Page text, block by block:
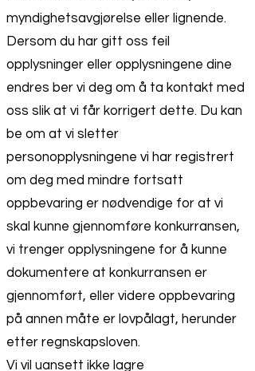
myndighetsavgjørelse eller lignende.
Dersom du har gitt oss feil
opplysninger eller opplysningene dine
endres ber vi deg om å ta kontakt med
oss slik at vi får korrigert dette. Du kan
be om at vi sletter
personopplysningene vi har registrert
om deg med mindre fortsatt
oppbevaring er nødvendige for at vi
skal kunne gjennomføre konkurransen,
vi trenger opplysningene for å kunne
dokumentere at konkurransen er
gjennomført, eller videre oppbevaring
på annen måte er lovpålagt, herunder
etter regnskapsloven.
Vi vil uansett ikke lagre